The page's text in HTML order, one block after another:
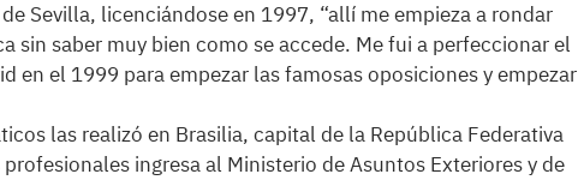
Sevilla, licenciándose en 1997, “allí me empieza a rondar
sin saber muy bien como se accede. Me fui a perfeccionar el
en el 1999 para empezar las famosas oposiciones y empezar
las realizó en Brasilia, capital de la República Federativa
ingresa al Ministerio de Asuntos Exteriores y de